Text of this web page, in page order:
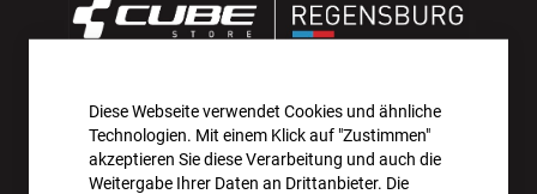
Diese Webseite verwendet Cookies und ähnliche
Technologien. Mit einem Klick auf "Zustimmen"
akzeptieren Sie diese Verarbeitung und auch die
Weitergabe Ihrer Daten an Drittanbieter. Die
AKTIONEN UND NEUHEITEN ABONNIEREN UND
10€ GUTSCHEIN SICHERN!**